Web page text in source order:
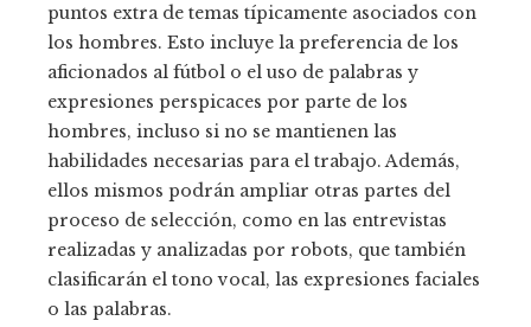
puntos extra de temas típicamente asociados con
los hombres. Esto incluye la preferencia de los
aficionados al fútbol o el uso de palabras y
expresiones perspicaces por parte de los
hombres, incluso si no se mantienen las
habilidades necesarias para el trabajo. Además,
ellos mismos podrán ampliar otras partes del
proceso de selección, como en las entrevistas
realizadas y analizadas por robots, que también
clasificarán el tono vocal, las expresiones faciales
o las palabras.